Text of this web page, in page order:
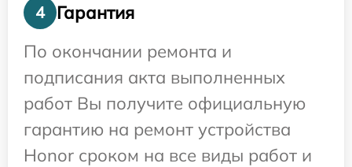
4
Гарантия
По окончании ремонта и
подписания акта выполненных
работ Вы получите официальную
гарантию на ремонт устройства
Honor сроком на все виды работ и